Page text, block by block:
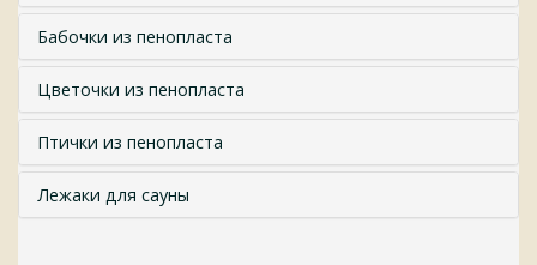
Бабочки из пенопласта
Цветочки из пенопласта
Птички из пенопласта
Лежаки для сауны